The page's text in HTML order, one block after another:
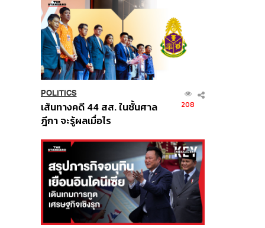
POLITICS
เส้นทางคดี 44 สส. ในชั้นศาล
ฎีกา จะรู้ผลเมื่อไร
208